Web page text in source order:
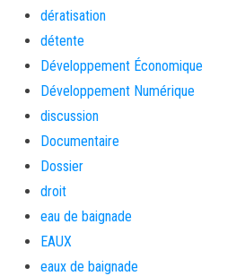
dératisation
détente
Développement Économique
Développement Numérique
discussion
Documentaire
Dossier
droit
eau de baignade
EAUX
eaux de baignade